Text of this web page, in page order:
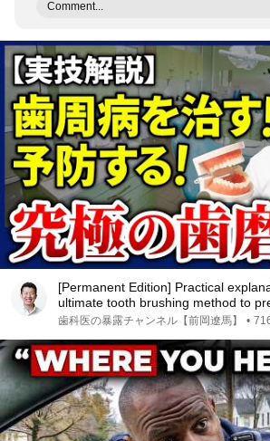
Comment...
[Permanent Edition] Practical
ultimate tooth brushing method to
歯科医の暴露チャンネル【前岡遼馬】 •